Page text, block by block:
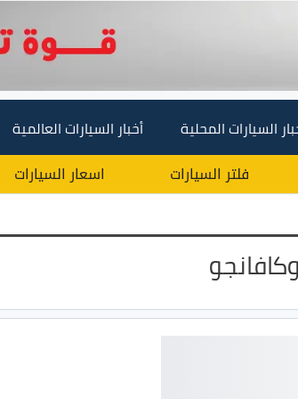
السيارات المحلية أخبار السيارات العالمية
فلتر السيارات اسعار السيارات